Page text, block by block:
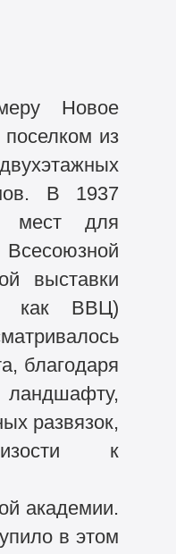
Новое
поселком из
В 1937
мест для
выставки
как ВВЦ)
благодаря
развязок,
к
академии.
в этом